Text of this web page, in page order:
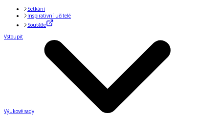
Setkání
Inspirativní učitelé
Soutěže
Vstoupit
Výukové sady